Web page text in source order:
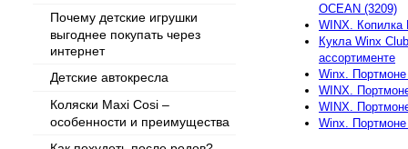
Почему детские игрушки
выгоднее покупать через
интернет
Детские автокресла
Коляски Maxi Cosi –
особенности и преимущества
OCEAN (3209)
WINX. Копилка
Кукла Winx
ассортименте
Winx.
WINX.
WINX.
Winx.